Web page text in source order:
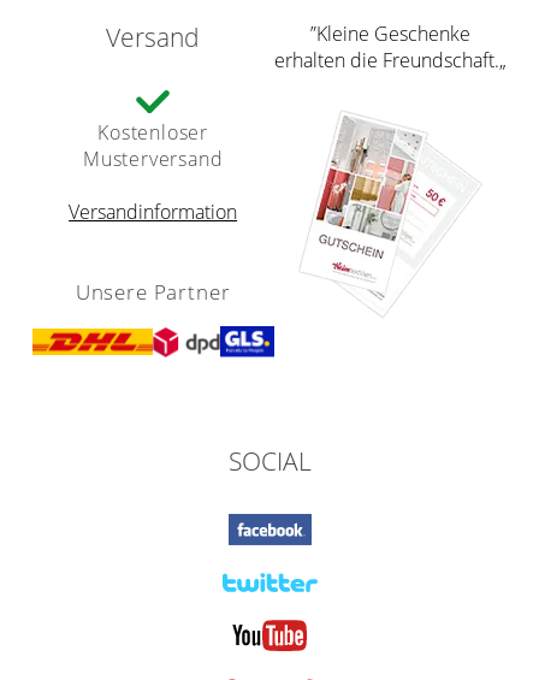
Versand
Kostenloser
Musterversand
Versandinformation
Unsere Partner
”Kleine Geschenke
erhalten die Freundschaft.„
SOCIAL